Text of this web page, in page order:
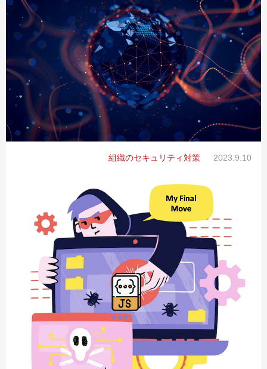
組織のセキュリティ対策 2023.9.10